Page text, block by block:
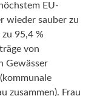
EU-
wieder sauber zu
95,4 %
von
Gewässer
zusammen). Frau